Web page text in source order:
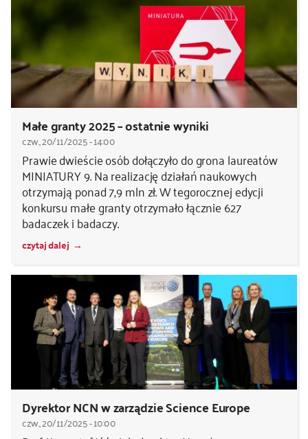
Małe granty 2025 – ostatnie wyniki
czw., 20/11/2025 - 14:00
Prawie dwieście osób dołączyło do grona laureatów
MINIATURY 9. Na realizację działań naukowych
otrzymają ponad 7,9 mln zł. W tegorocznej edycji
konkursu małe granty otrzymało łącznie 627
badaczek i badaczy.
czytaj dalej
Dyrektor NCN w zarządzie Science Europe
czw., 20/11/2025 - 10:00